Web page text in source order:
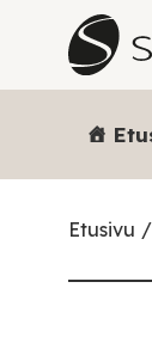
Skip to content
Etusivu